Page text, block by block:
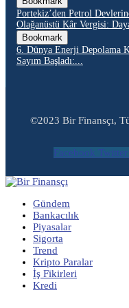
Portekiz’den Petrol
Olağanüstü Kâr Vergisi:
Bookmark
6. Dünya Enerji Depolama
Sayım Başladı:...
©2023 Bir Finansçı,
Facebook Twitter
Gündem
Bankacılık
Piyasalar
Sigorta
Trend
Kripto Paralar
İş Fikirleri
Kredi